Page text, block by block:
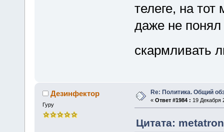
телеге, на
даже не
скармливать
Дезинфектор
Гуру
Re: Политика. Общий
« Ответ #1984 : 19 Декабря
Цитата: